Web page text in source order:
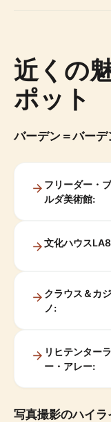
近くの
ポット
バーデン＝バー
フリーダー・ブ
ルダ美術館:
文化ハウス
クラウス＆カジ
ノ:
リヒテンターラ
ー・アレー:
写真撮影のハイラ